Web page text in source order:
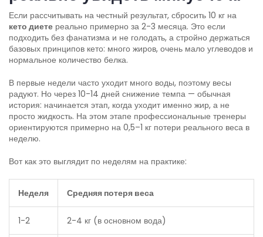
Если рассчитывать на честный результат, сбросить 10 кг на
кето диете реально примерно за 2-3 месяца. Это если
подходить без фанатизма и не голодать, а стройно держаться
базовых принципов кето: много жиров, очень мало углеводов и
нормальное количество белка.
В первые недели часто уходит много воды, поэтому весы
радуют. Но через 10-14 дней снижение темпа — обычная
история: начинается этап, когда уходит именно жир, а не
просто жидкость. На этом этапе профессиональные тренеры
ориентируются примерно на 0,5–1 кг потери реального веса в
неделю.
Вот как это выглядит по неделям на практике:
Неделя Средняя потеря веса
1-2 2-4 кг (в основном вода)